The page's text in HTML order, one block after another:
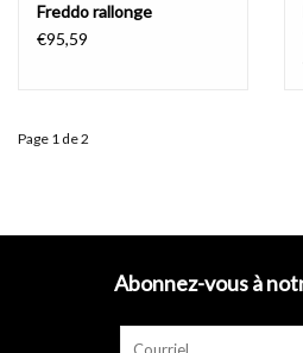
Freddo rallonge
€95,59
Page 1 de 2
Abonnez-vous à